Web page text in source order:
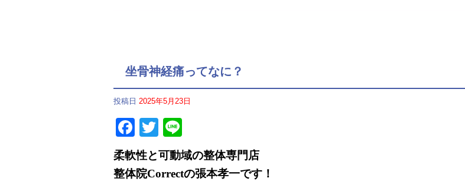
坐骨神経痛ってなに？
投稿日 2025年5月23日
Facebook
Twitter
柔軟性と可動域の整体専門店
整体院Correctの張本孝一です！